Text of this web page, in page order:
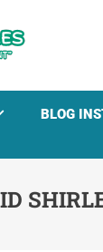
BLOG